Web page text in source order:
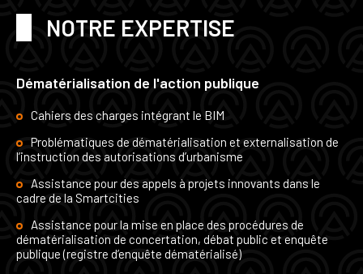
NOTRE EXPERTISE
Dématérialisation de l'action publique
Cahiers des charges intégrant le BIM
Problématiques de dématérialisation et externalisation de
l’instruction des autorisations d’urbanisme
Assistance pour des appels à projets innovants dans le
cadre de la Smartcities
Assistance pour la mise en place des procédures de
dématérialisation de concertation, débat public et enquête
publique (registre d’enquête dématérialisé)